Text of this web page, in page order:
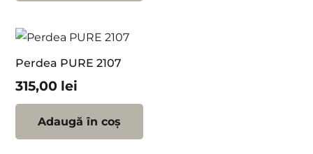
Perdea PURE 2107
315,00 lei
Adaugă în coș